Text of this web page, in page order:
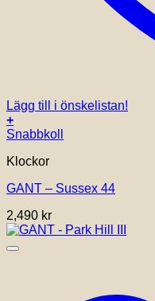
Lägg till i önskelistan!
+
Snabbkoll
Klockor
GANT – Sussex 44
2,490 kr